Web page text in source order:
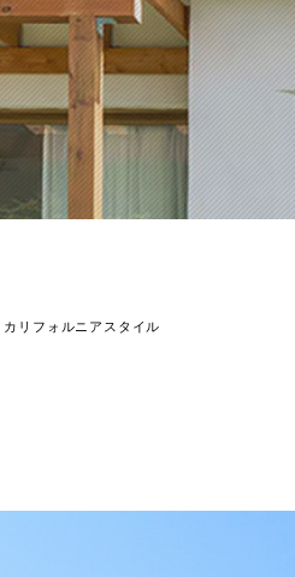
カリフォルニアスタイル